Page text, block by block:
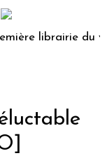
du voyage